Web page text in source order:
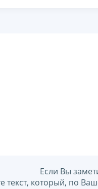
Если Вы
текст, который, по